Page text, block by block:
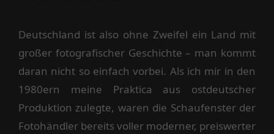
Deutschland ist also ohne Zweifel ein Land mit
großer fotografischer Geschichte – man kommt
daran nicht so einfach vorbei. Als ich mir in den
1980ern meine Praktica aus ostdeutscher
Produktion zulegte, waren die Schaufenster der
Fotohändler bereits voller moderner, preiswerter